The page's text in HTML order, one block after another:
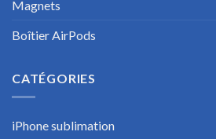
Magnets
Boîtier AirPods
CATÉGORIES
iPhone sublimation